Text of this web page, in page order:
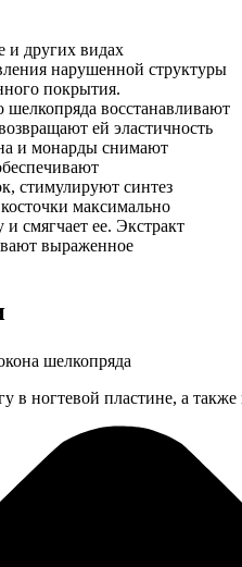
и других видах
нарушенной структуры
покрытия.
восстанавливают
ей эластичность
и монарды снимают
стимулируют синтез
максимально
смягчает ее. Экстракт
выраженное
шелкопряда
в ногтевой пластине, а